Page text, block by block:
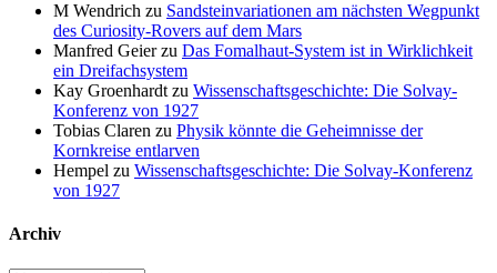
M Wendrich zu Sandsteinvariationen am nächsten Wegpunkt
des Curiosity-Rovers auf dem Mars
Manfred Geierzu Das Fomalhaut-System ist in Wirklichkeit
ein Dreifachsystem
Kay Groenhardt zu Wissenschaftsgeschichte: Die Solvay-
Konferenz von 1927
Tobias Claren zu Physik könnte die Geheimnisse der
Kornkreise entlarven
Hempel zu Wissenschaftsgeschichte: Die Solvay-Konferenz
von 1927
Archiv